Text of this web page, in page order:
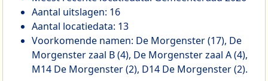
Aantal uitslagen: 16
Aantal locatiedata: 13
Voorkomende namen: De Morgenster (17), De
Morgenster zaal B (4), De Morgenster zaal A (4),
M14 De Morgenster (2), D14 De Morgenster (2).